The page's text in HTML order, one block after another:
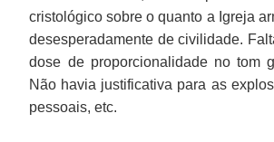
cristológico sobre o quanto a Igreja
desesperadamente de civilidade.
dose de proporcionalidade no tom
Não havia justificativa para as
pessoais, etc.